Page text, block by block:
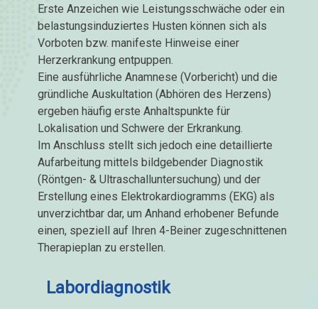
Erste Anzeichen wie Leistungsschwäche oder ein
belastungsinduziertes Husten können sich als
Vorboten bzw. manifeste Hinweise einer
Herzerkrankung entpuppen.
Eine ausführliche Anamnese (Vorbericht) und die
gründliche Auskultation (Abhören des Herzens)
ergeben häufig erste Anhaltspunkte für
Lokalisation und Schwere der Erkrankung.
Im Anschluss stellt sich jedoch eine detaillierte
Aufarbeitung mittels bildgebender Diagnostik
(Röntgen- & Ultraschalluntersuchung) und der
Erstellung eines Elektrokardiogramms (EKG) als
unverzichtbar dar, um Anhand erhobener Befunde
einen, speziell auf Ihren 4-Beiner zugeschnittenen
Therapieplan zu erstellen.
Labordiagnostik